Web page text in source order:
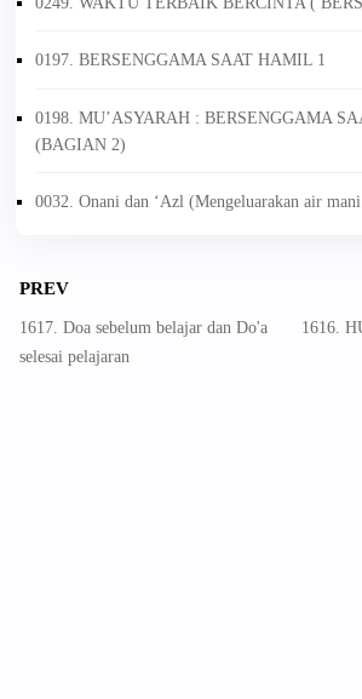
0197. BERSENGGAMA SAAT HAMIL 1
0198. MU’ASYARAH : BERSENGGAMA
(BAGIAN 2)
0032. Onani dan ‘Azl (Mengeluarakan air
PREV
1617. Doa sebelum belajar dan Do'a
selesai pelajaran
1616.